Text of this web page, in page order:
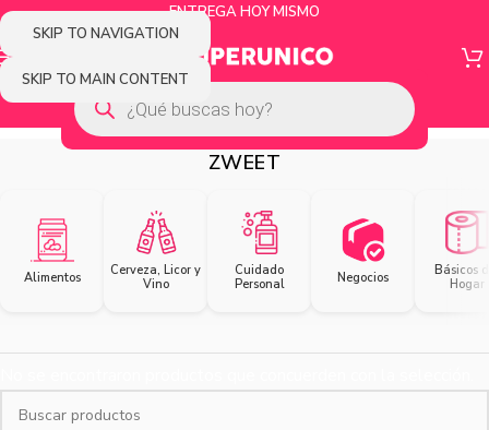
SKIP TO NAVIGATION
SKIP TO MAIN CONTENT
ENTREGA HOY MISMO
ZWEET
Alimentos
Cerveza, Licor y
Vino
Cuidado
Personal
Negocios
Básicos
Hogar